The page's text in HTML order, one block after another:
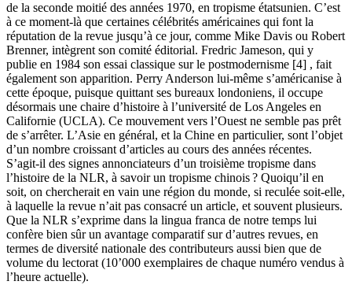
de la seconde moitié des années 1970, en tropisme étatsunien. C’est
à ce moment-là que certaines célébrités américaines qui font la
réputation de la revue jusqu’à ce jour, comme Mike Davis ou Robert
Brenner, intègrent son comité éditorial. Fredric Jameson, qui y
publie en 1984 son essai classique sur le postmodernisme [4] , fait
également son apparition. Perry Anderson lui-même s’américanise à
cette époque, puisque quittant ses bureaux londoniens, il occupe
désormais une chaire d’histoire à l’université de Los Angeles en
Californie (UCLA). Ce mouvement vers l’Ouest ne semble pas prêt
de s’arrêter. L’Asie en général, et la Chine en particulier, sont l’objet
d’un nombre croissant d’articles au cours des années récentes.
S’agit-il des signes annonciateurs d’un troisième tropisme dans
l’histoire de la NLR, à savoir un tropisme chinois ? Quoiqu’il en
soit, on chercherait en vain une région du monde, si reculée soit-elle,
à laquelle la revue n’ait pas consacré un article, et souvent plusieurs.
Que la NLR s’exprime dans la lingua franca de notre temps lui
confère bien sûr un avantage comparatif sur d’autres revues, en
termes de diversité nationale des contributeurs aussi bien que de
volume du lectorat (10’000 exemplaires de chaque numéro vendus à
l’heure actuelle).